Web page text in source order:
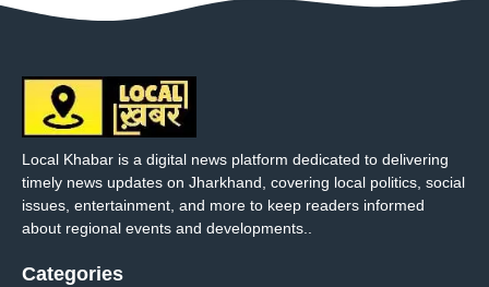
Local Khabar is a digital news platform dedicated to delivering
timely news updates on Jharkhand, covering local politics, social
issues, entertainment, and more to keep readers informed
about regional events and developments..
Categories